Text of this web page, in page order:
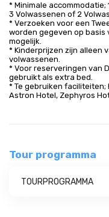
* Minimale accommodatie;
3 Volwassenen of 2
* Verzoeken voor een
worden gegeven op
mogelijk.
* Kinderprijzen zijn alleen
volwassenen.
* Voor reserveringen van
gebruikt als extra bed.
* Te gebruiken faciliteiten;
Astron Hotel, Zephyros
Tour programma
TOURPROGRAMMA